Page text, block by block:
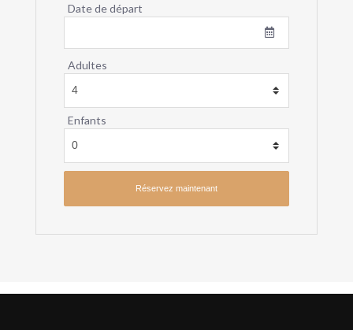
Date de départ
Adultes
Enfants